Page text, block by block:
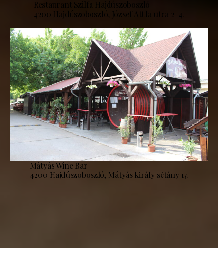
Restaurant Szilfa Hajdúszoboszló
4200 Hajdúszoboszló, József Attila utca 2-4.
Mátyás Wine Bar
4200 Hajdúszoboszló, Mátyás király sétány 17.